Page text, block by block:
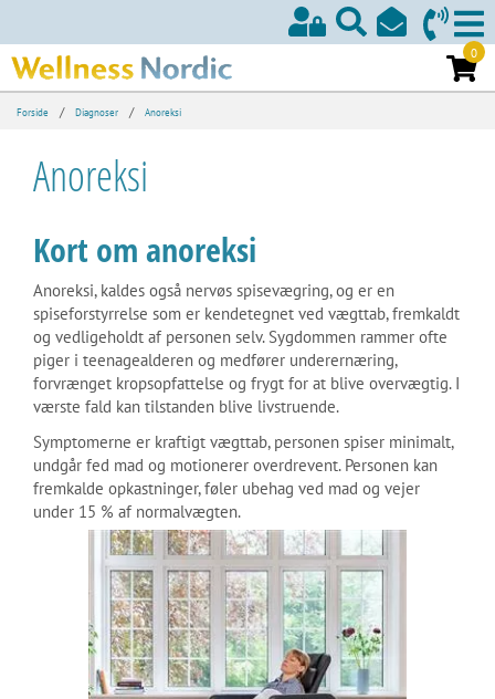
0
Forside / Diagnoser / Anoreksi
Anoreksi
Kort om anoreksi
Anoreksi, kaldes også nervøs spisevægring, og er en
spiseforstyrrelse som er kendetegnet ved vægttab, fremkaldt
og vedligeholdt af personen selv. Sygdommen rammer ofte
piger i teenagealderen og medfører underernæring,
forvrænget kropsopfattelse og frygt for at blive overvægtig. I
værste fald kan tilstanden blive livstruende.
Symptomerne er kraftigt vægttab, personen spiser minimalt,
undgår fed mad og motionerer overdrevent. Personen kan
fremkalde opkastninger, føler ubehag ved mad og vejer
under 15 % af normalvægten.